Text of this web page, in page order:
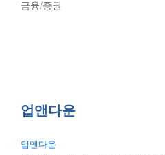
금융/증권
업앤다운
업앤다운